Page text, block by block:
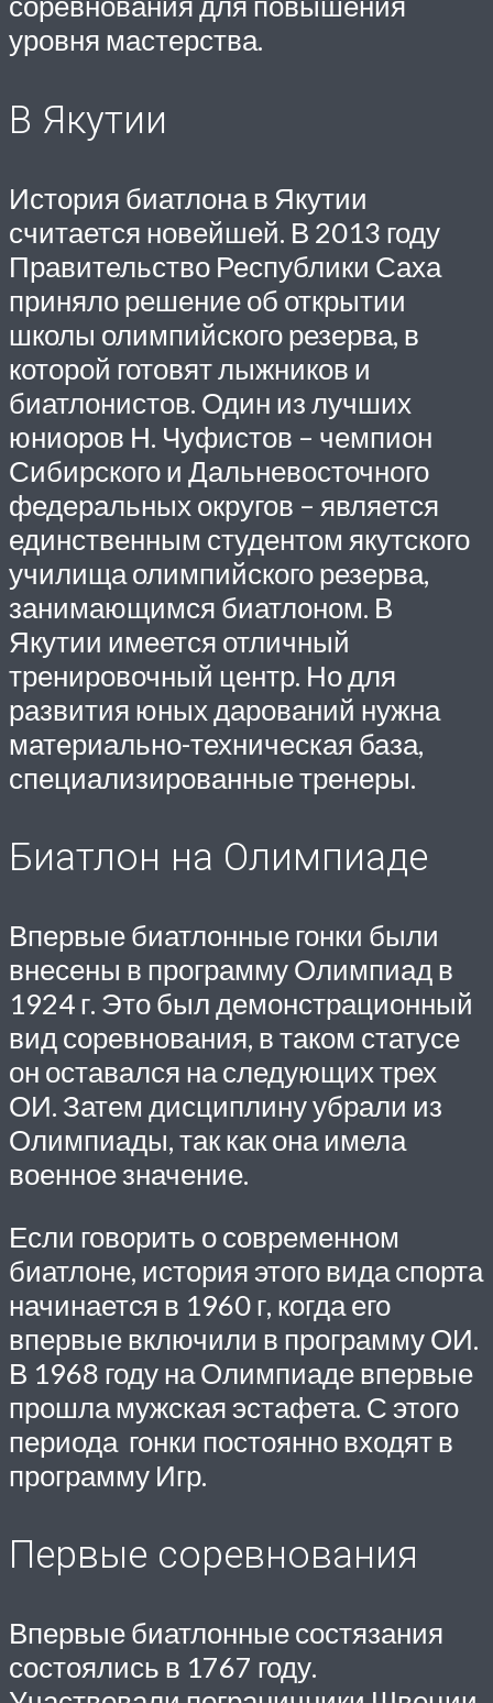
уровня мастерства.
В Якутии
История биатлона в Якутии
считается новейшей. В 2013 году
Правительство Республики Саха
приняло решение об открытии
школы олимпийского резерва, в
которой готовят лыжников и
биатлонистов. Один из лучших
юниоров Н. Чуфистов – чемпион
Сибирского и Дальневосточного
федеральных округов – является
единственным студентом якутского
училища олимпийского резерва,
занимающимся биатлоном. В
Якутии имеется отличный
тренировочный центр. Но для
развития юных дарований нужна
материально-техническая база,
специализированные тренеры.
Биатлон на Олимпиаде
Впервые биатлонные гонки были
внесены в программу Олимпиад в
1924 г. Это был демонстрационный
вид соревнования, в таком статусе
он оставался на следующих трех
ОИ. Затем дисциплину убрали из
Олимпиады, так как она имела
военное значение.
Если говорить о современном
биатлоне, история этого вида спорта
начинается в 1960 г, когда его
впервые включили в программу ОИ.
В 1968 году на Олимпиаде впервые
прошла мужская эстафета. С этого
периода гонки постоянно входят в
программу Игр.
Первые соревнования
Впервые биатлонные состязания
состоялись в 1767 году.